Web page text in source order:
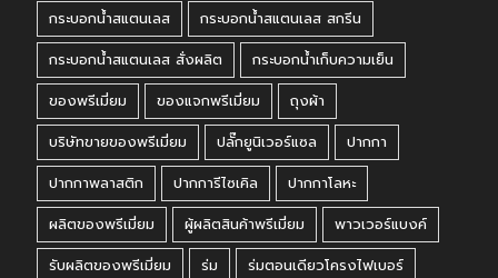
กระบอกน้ำสแตนเลส
กระบอกน้ำสแตนเลส สกรีน
กระบอกน้ำสแตนเลส สั่งผลิต
กระบอกน้ำเก็บความเย็น
ของพรีเมี่ยม
ของแจกพรีเมี่ยม
ถุงผ้า
บริษัทขายของพรีเมี่ยม
ปลั๊กยูนิเวอร์แซล
ปากกา
ปากกาพลาสติก
ปากการีไซเคิล
ปากกาโลหะ
ผลิตของพรีเมี่ยม
ผู้ผลิตสินค้าพรีเมี่ยม
พาวเวอร์แบงค์
รับผลิตของพรีเมี่ยม
ร่ม
ร่มตอนเดียวโครงไฟเบอร์